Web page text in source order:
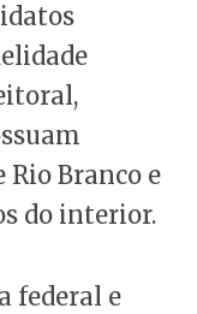
Branco e
do interior.
federal e